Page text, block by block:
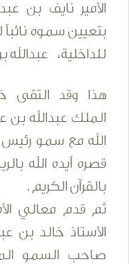
الأمير نايف بن
بتعيين سموه نائباً
للداخلية، عبدالله
هذا وقد التقى
الملك عبدالله بن
الله مع سمو
قصره أيده الله
بالقرآن الكريم .
ثم قدم معالي
الأستاذ خالد بن
صاحب السمو